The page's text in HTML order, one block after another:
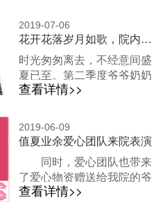
择。 青原区光荣福利院
&n...
备，我院领导组织开展了相
关会议，认真落实“三个
次“爱国卫生月”活动，每月
组织开展一次卫生整治大行
动，每周开展一次环境大扫
彻底的大扫除，彻底杜绝了
疫情在我院发生的可能。在
会议上，我院领导对大家普
及了登革热疫情的相关知
识：登革热是依赖蚊传播登
2019-07-06
花开花落岁月如歌，院内情暖共庆生日
时光匆匆离去，不经意间盛
夏已至。第二季度爷爷奶奶
们的生日也悄然而至， 吉安
心物质来到我院，与我院蓝
衣天使们一同为爷爷奶奶精
会。等到所有的爷爷奶奶们
都来到大厅后，熊院长和我
院负责人先后上台发言表达
查看详情>>
2019-06-09
值夏业余爱心团队来院表演
同时，爱心团队也带来
了爱心物资赠送给我院的爷
爷奶奶们。我院工作人员随
查看详情>>